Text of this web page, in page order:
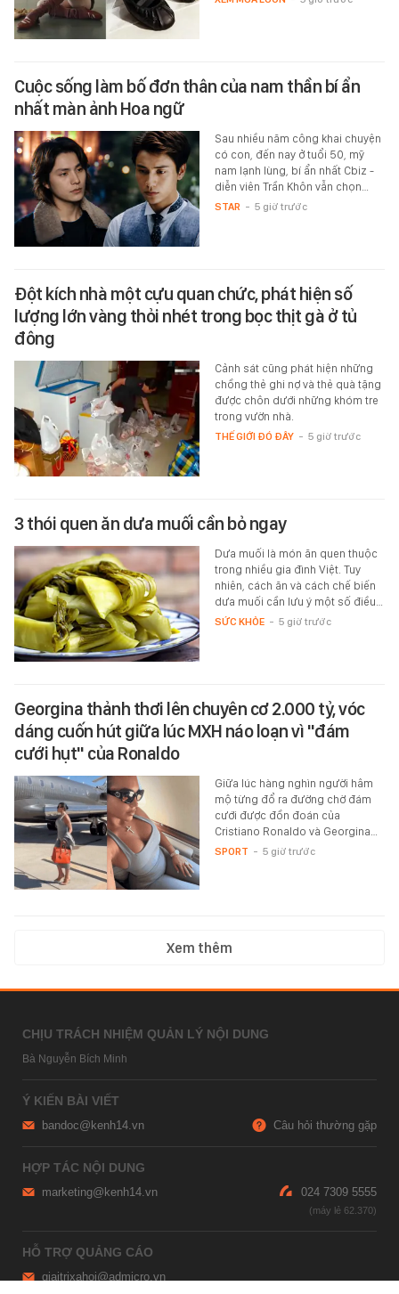
Cuộc sống làm bố đơn thân của nam thần bí ẩn
nhất màn ảnh Hoa ngữ
Sau nhiều năm công khai chuyện
có con, đến nay ở tuổi 50, mỹ
nam lạnh lùng, bí ẩn nhất Cbiz -
diễn viên Trần Khôn vẫn chọn…
STAR - 5 giờ trước
Đột kích nhà một cựu quan chức, phát hiện số
lượng lớn vàng thỏi nhét trong bọc thịt gà ở tủ
đông
Cảnh sát cũng phát hiện những
chồng thẻ ghi nợ và thẻ quà tặng
được chôn dưới những khóm tre
trong vườn nhà.
THẾ GIỚI ĐÓ ĐÂY - 5 giờ trước
3 thói quen ăn dưa muối cần bỏ ngay
Dưa muối là món ăn quen thuộc
trong nhiều gia đình Việt. Tuy
nhiên, cách ăn và cách chế biến
dưa muối cần lưu ý một số điều…
SỨC KHỎE - 5 giờ trước
Georgina thảnh thơi lên chuyên cơ 2.000 tỷ, vóc
dáng cuốn hút giữa lúc MXH náo loạn vì "đám
cưới hụt" của Ronaldo
Giữa lúc hàng nghìn người hâm
mộ từng đổ ra đường chờ đám
cưới được đồn đoán của
Cristiano Ronaldo và Georgina…
SPORT - 5 giờ trước
Xem thêm
CHỊU TRÁCH NHIỆM QUẢN LÝ NỘI DUNG
Bà Nguyễn Bích Minh
Ý KIẾN BÀI VIẾT
bandoc@kenh14.vn Câu hỏi thường gặp
HỢP TÁC NỘI DUNG
marketing@kenh14.vn 024 7309 5555
HỖ TRỢ QUẢNG CÁO
giaitrixahoi@admicro.vn